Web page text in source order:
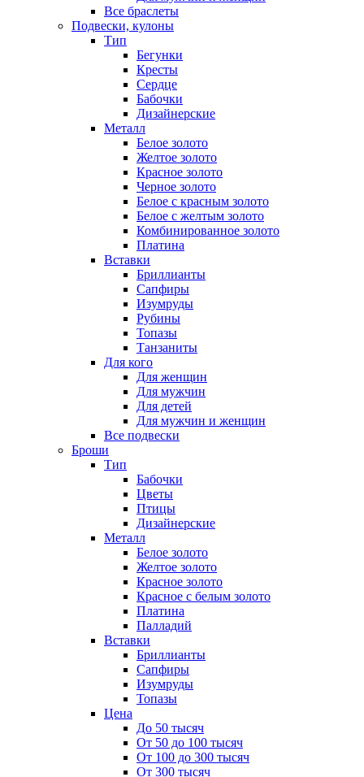
Все браслеты
Подвески, кулоны
Тип
Бегунки
Кресты
Сердце
Бабочки
Дизайнерские
Металл
Белое золото
Желтое золото
Красное золото
Черное золото
Белое с красным золото
Белое с желтым золото
Комбинированное золото
Платина
Вставки
Бриллианты
Сапфиры
Изумруды
Рубины
Топазы
Танзаниты
Для кого
Для женщин
Для мужчин
Для детей
Для мужчин и женщин
Все подвески
Броши
Тип
Бабочки
Цветы
Птицы
Дизайнерские
Металл
Белое золото
Желтое золото
Красное золото
Красное с белым золото
Платина
Палладий
Вставки
Бриллианты
Сапфиры
Изумруды
Топазы
Цена
До 50 тысяч
От 50 до 100 тысяч
От 100 до 300 тысяч
От 300 тысяч